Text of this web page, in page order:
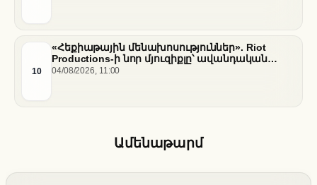
10
«Հեքիաթային մենախոսություններ». Riot
Productions-ի նոր մյուզիքլը՝ ավանդական
պատմությունների նոր վերաիմաստավորում
04/08/2026, 11:00
Ամենաթարմ